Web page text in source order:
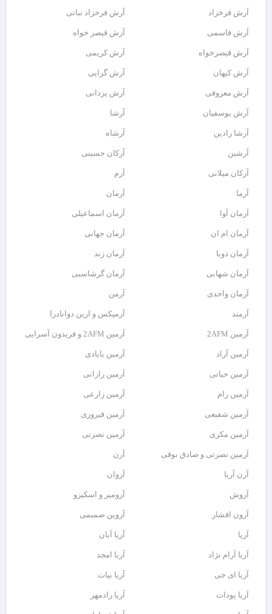
آرش فرخزاد آرش فرخزاد نباتی
آرش قاسمی آرش قیصر خواه
آرش قیصرخواه آرش کریمی
آرش کیهان آرش گرایی
آرش معروفی آرش یزدانی
آرش یوسفیان آرشا
آرشا رادین آرشاه
آرشین آرکان حسینی
آرکان میلانی آرم
آرما آرمان
آرمان آوا آرمان اسماعیلی
آرمان ام ان آرمان جهانی
آرمان ذویا آرمان زند
آرمان شهابی آرمان گرشاسبی
آرمان واحدی آرمن
آرمند آرمیکس و ارین دوانادرا
آرمین 2AFM آرمین 2AFM و فریدون آسرایی
آرمین آراد آرمین بابادی
آرمین حیاتی آرمین رازانی
آرمین رام آرمین زارعی
آرمین شفیعی آرمین فیروزی
آرمین مکری آرمین نصرتی
آرمین نصرتی و صادق بوقی آرن
آرن آریا آروان
آروش آرومیر و اسکیزو
آرون افشار آروین صمیمی
آریا آریا آبان
آریا آرام نژاد آریا امجد
آریا ای جی آریا بیات
آریا پودات آریا رادمهر